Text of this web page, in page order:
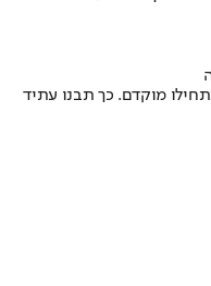
מוקדם. כך תבנו עתיד